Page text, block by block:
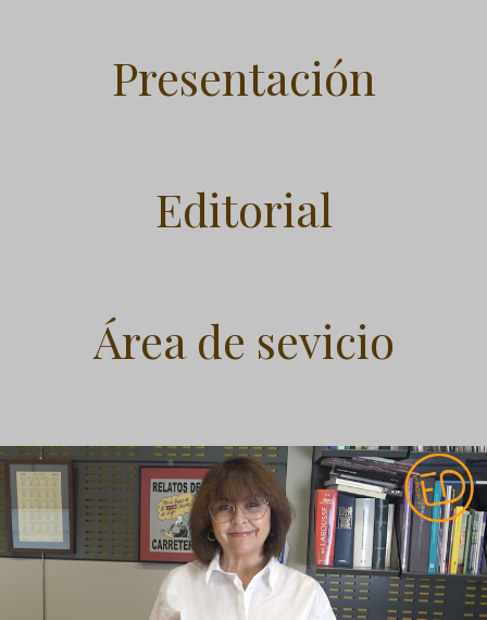
Presentación
Editorial
Área de sevicio